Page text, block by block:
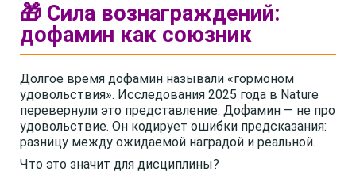
🎁 Сила вознаграждений:
дофамин как союзник
Долгое время дофамин называли «гормоном
удовольствия». Исследования 2025 года в Nature
перевернули это представление. Дофамин — не про
удовольствие. Он кодирует ошибки предсказания:
разницу между ожидаемой наградой и реальной.
Что это значит для дисциплины?